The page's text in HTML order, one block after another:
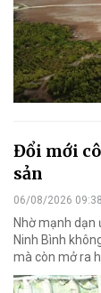
Đổi mới
sản
06/08/2026 09:38
Nhờ mạnh dạn
Ninh Bình
mà còn mở ra